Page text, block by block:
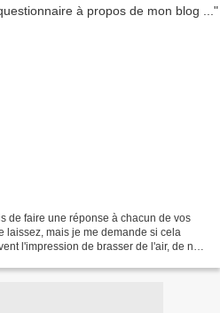
de faire une réponse à chacun de vos
laissez, mais je me demande si cela
l'impression de brasser de l'air, de ne